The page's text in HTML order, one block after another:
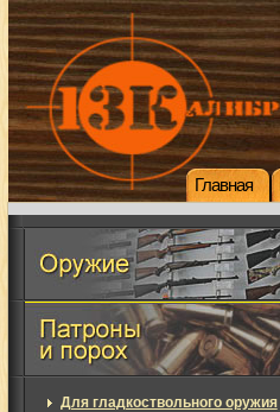
Главная
Для гладкоствольного оружия